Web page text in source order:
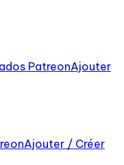
PatreonAjouter
Ajouter / Créer